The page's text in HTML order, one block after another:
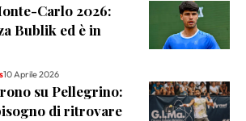
Carlo 2026:
Bublik ed è in
10 Aprile 2026
su Pellegrino:
di ritrovare